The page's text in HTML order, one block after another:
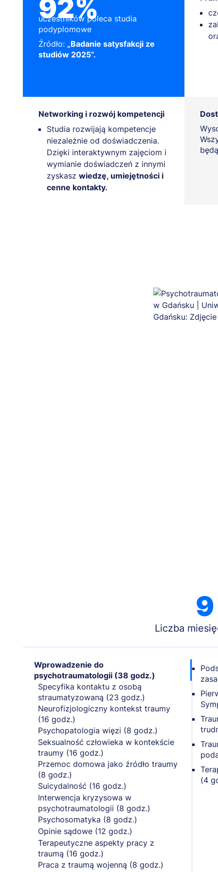
92%
uczestników poleca studia
podyplomowe
Źródło: „Badanie satysfakcji ze
studiów 2025”.
Networking i rozwój kompetencji
Studia rozwijają kompetencje
niezależnie od doświadczenia.
Dzięki interaktywnym zajęciom i
wymianie doświadczeń z innymi
zyskasz wiedzę, umiejętności i
cenne kontakty.
9
Liczba
Wprowadzenie do
psychotraumatologii (38 godz.)
Specyfika kontaktu z osobą
straumatyzowaną (23 godz.)
Neurofizjologiczny kontekst traumy
(16 godz.)
Psychopatologia więzi (8 godz.)
Seksualność człowieka w kontekście
traumy (16 godz.)
Przemoc domowa jako źródło traumy
(8 godz.)
Suicydalność (16 godz.)
Interwencja kryzysowa w
psychotraumatologii (8 godz.)
Psychosomatyka (8 godz.)
Opinie sądowe (12 godz.)
Terapeutyczne aspekty pracy z
traumą (16 godz.)
Praca z traumą wojenną (8 godz.)
(4